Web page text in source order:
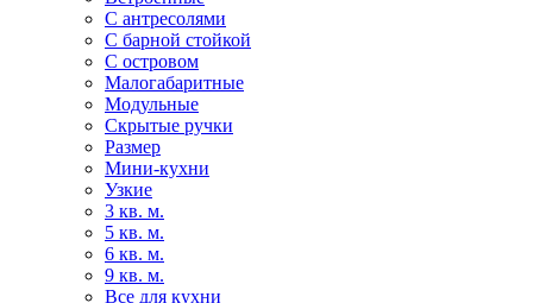
С антресолями
С барной стойкой
С островом
Малогабаритные
Модульные
Скрытые ручки
Размер
Мини-кухни
Узкие
3 кв. м.
5 кв. м.
6 кв. м.
9 кв. м.
Все для кухни